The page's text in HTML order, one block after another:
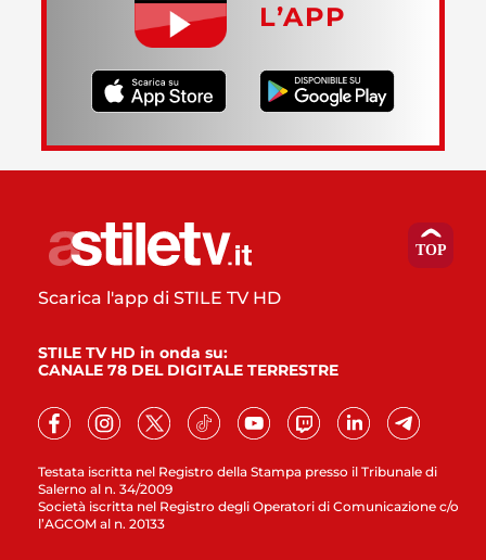
L’APP
Testata iscritta nel Registro della Stampa presso il Tribunale di
Salerno al n. 34/2009
Società iscritta nel Registro degli Operatori di Comunicazione c/o
l’AGCOM al n. 20133
Scarica l'app di STILE TV HD
STILE TV HD in onda su:
CANALE 78 DEL DIGITALE TERRESTRE